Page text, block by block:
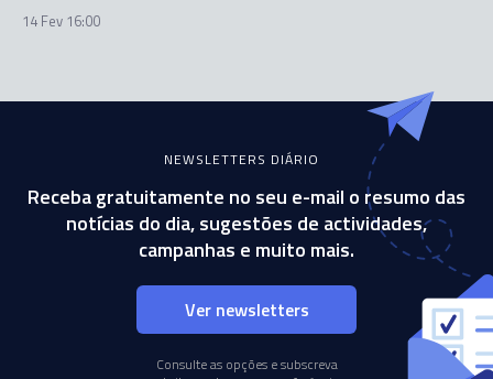
14 Fev 16:00
NEWSLETTERS DIÁRIO
Receba gratuitamente no seu e-mail o resumo das
notícias do dia, sugestões de actividades,
campanhas e muito mais.
Ver newsletters
Consulte as opções e subscreva